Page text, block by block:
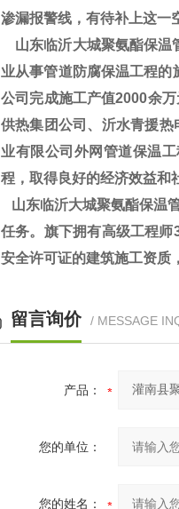
渗漏报警线，有待补上这一
山东临沂大城聚氨酯保温
业从事管道防腐保温工程
公司完成施工产值2000余
供热集团公司、沂水青援
业有限公司外网管道保温
程，取得良好的经济效益和
山东临沂大城聚氨酯保温
任务。旗下拥有高级工程
安全许可证的建筑施工资质
留言询价 / MESSAGE
产品：
您的单位：
您的姓名：